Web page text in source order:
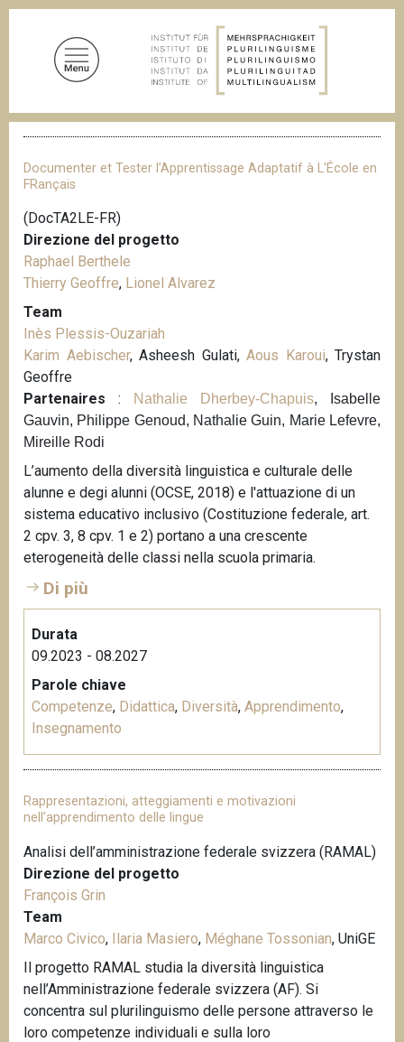
i
c
l
e
d
p
a
e
Documenter et Tester l’Apprentissage Adaptatif à L'École en
FRançais
(DocTA2LE-FR)
Direzione del progetto
Raphael Berthele
Thierry Geoffre, Lionel Alvarez
Team
Inès Plessis-Ouzariah
Karim Aebischer, Asheesh Gulati, Aous Karoui, Trystan
Geoffre
Partenaires : Nathalie Dherbey-Chapuis, Isabelle
Gauvin, Philippe Genoud, Nathalie Guin, Marie Lefevre,
Mireille Rodi
L’aumento della diversità linguistica e culturale delle
alunne e degi alunni (OCSE, 2018) e l'attuazione di un
sistema educativo inclusivo (Costituzione federale, art.
2 cpv. 3, 8 cpv. 1 e 2) portano a una crescente
eterogeneità delle classi nella scuola primaria.
Di più
Durata
09.2023 - 08.2027
Parole chiave
Competenze, Didattica, Diversità, Apprendimento,
Insegnamento
Rappresentazioni, atteggiamenti e motivazioni
nell’apprendimento delle lingue
Analisi dell’amministrazione federale svizzera (RAMAL)
Direzione del progetto
François Grin
Team
Marco Civico, Ilaria Masiero, Méghane Tossonian, UniGE
Il progetto RAMAL studia la diversità linguistica
nell’Amministrazione federale svizzera (AF). Si
concentra sul plurilinguismo delle persone attraverso le
loro competenze individuali e sulla loro